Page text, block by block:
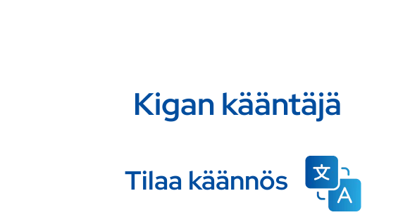
Kigan kääntäjä
Tilaa käännös